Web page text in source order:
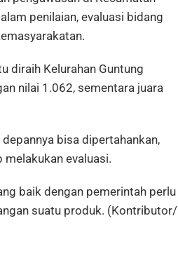
penilaian, evaluasi bidang
diraih Kelurahan Guntung
nilai 1.062, sementara juara
bisa dipertahankan,
melakukan evaluasi.
baik dengan pemerintah perlu
suatu produk. (Kontributor/